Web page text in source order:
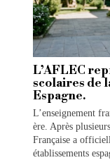
L’AFLEC
scolaires de
Espagne.
L’enseignement
ère. Après
Française a
établissements